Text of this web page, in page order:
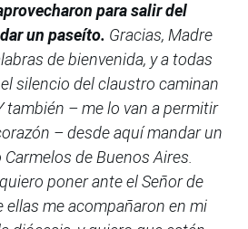
para salir del
un paseíto. Gracias, Madre
de bienvenida, y a todas
silencio del claustro caminan
también – me lo van a permitir
– desde aquí mandar un
de Buenos Aires.
poner ante el Señor de
me acompañaron en mi